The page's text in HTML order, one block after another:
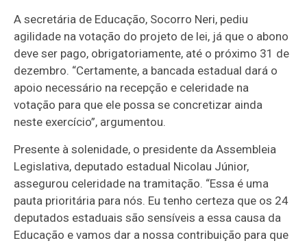
A secretária de Educação, Socorro Neri, pediu
agilidade na votação do projeto de lei, já que o abono
deve ser pago, obrigatoriamente, até o próximo 31 de
dezembro. “Certamente, a bancada estadual dará o
apoio necessário na recepção e celeridade na
votação para que ele possa se concretizar ainda
neste exercício”, argumentou.
Presente à solenidade, o presidente da Assembleia
Legislativa, deputado estadual Nicolau Júnior,
assegurou celeridade na tramitação. “Essa é uma
pauta prioritária para nós. Eu tenho certeza que os 24
deputados estaduais são sensíveis a essa causa da
Educação e vamos dar a nossa contribuição para que